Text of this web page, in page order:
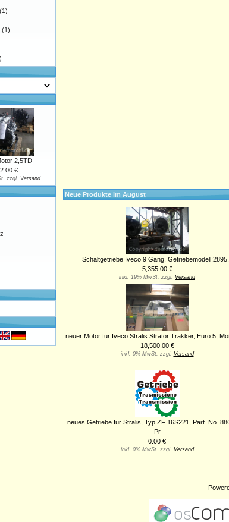
Neue Produkte im August
Schaltgetriebe Iveco 9 Gang,
5,355.00 €
inkl. 19% MwSt. zzgl. Versand
neuer Motor für Iveco Stralis Strator Trakker, Euro 5,
18,500.00 €
inkl. 0% MwSt. zzgl. Versand
neues Getriebe für Stralis, Typ ZF 16S221, Part. No.
Pr
0.00 €
inkl. 0% MwSt. zzgl. Versand
(1)
(1)
2,5TD
€
zzgl. Versand